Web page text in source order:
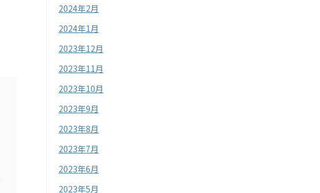
2024年2月
2024年1月
2023年12月
2023年11月
2023年10月
2023年9月
2023年8月
2023年7月
2023年6月
2023年5月